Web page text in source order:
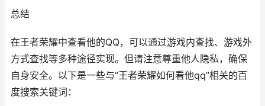
总结
在王者荣耀中查看他的QQ，可以通过游戏内查找、游戏外
方式查找等多种途径实现。但请注意尊重他人隐私，确保
自身安全。以下是一些与“王者荣耀如何看他qq”相关的百
度搜索关键词：